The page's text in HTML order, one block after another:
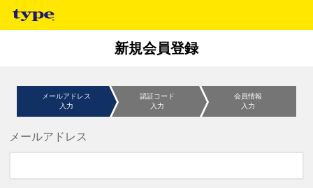
新規会員登録
メールアドレス
入力
認証コード
入力
会員情報
入力
メールアドレス